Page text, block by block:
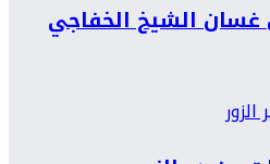
الشيخ الخفاجي